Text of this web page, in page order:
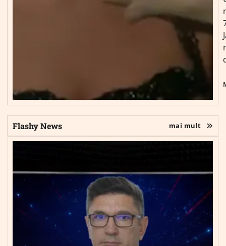
Flashy News mai mult